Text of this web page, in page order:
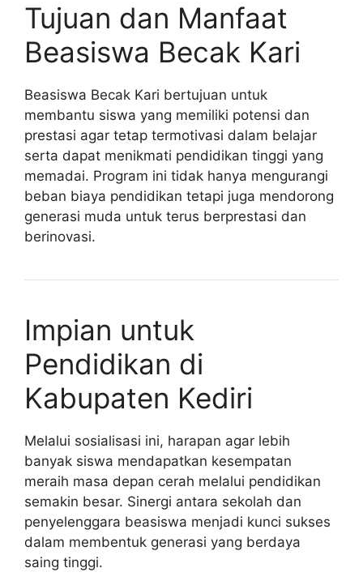
Tujuan dan Manfaat
Beasiswa Becak Kari
Beasiswa Becak Kari bertujuan untuk
membantu siswa yang memiliki potensi dan
prestasi agar tetap termotivasi dalam belajar
serta dapat menikmati pendidikan tinggi yang
memadai. Program ini tidak hanya mengurangi
beban biaya pendidikan tetapi juga mendorong
generasi muda untuk terus berprestasi dan
berinovasi.
Impian untuk
Pendidikan di
Kabupaten Kediri
Melalui sosialisasi ini, harapan agar lebih
banyak siswa mendapatkan kesempatan
meraih masa depan cerah melalui pendidikan
semakin besar. Sinergi antara sekolah dan
penyelenggara beasiswa menjadi kunci sukses
dalam membentuk generasi yang berdaya
saing tinggi.